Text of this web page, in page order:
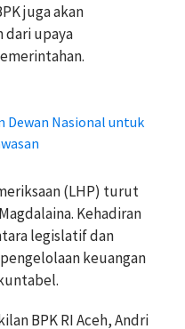
juga akan
dari upaya
Dewan Nasional untuk
(LHP) turut
Kehadiran
legislatif dan
keuangan
BPK RI Aceh, Andri